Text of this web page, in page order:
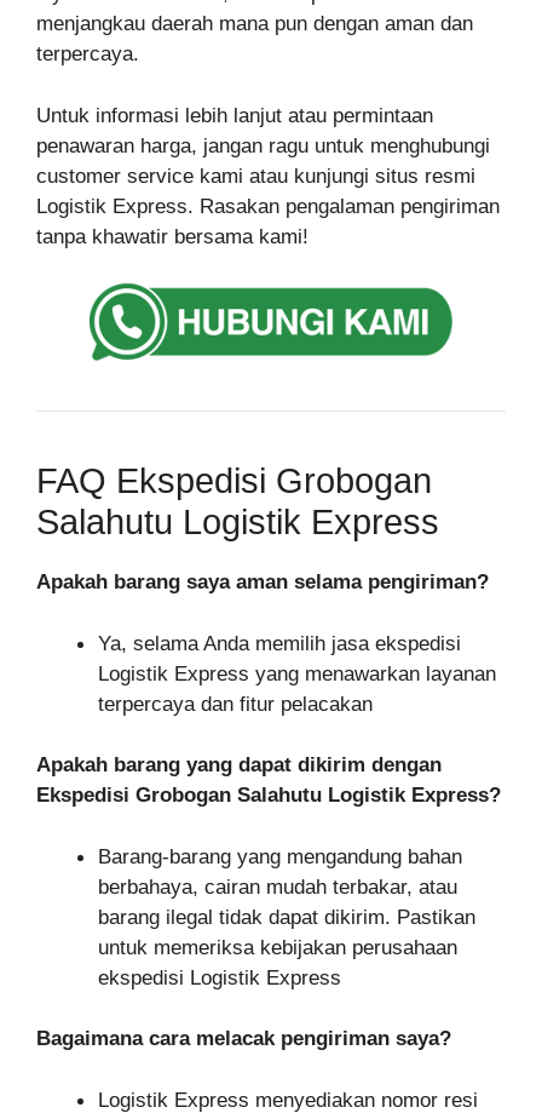
menjangkau daerah mana pun dengan aman dan
terpercaya.
Untuk informasi lebih lanjut atau permintaan
penawaran harga, jangan ragu untuk menghubungi
customer service kami atau kunjungi situs resmi
Logistik Express. Rasakan pengalaman pengiriman
tanpa khawatir bersama kami!
FAQ Ekspedisi Grobogan
Salahutu Logistik Express
Apakah barang saya aman selama pengiriman?
Ya, selama Anda memilih jasa ekspedisi
Logistik Express yang menawarkan layanan
terpercaya dan fitur pelacakan
Apakah barang yang dapat dikirim dengan
Ekspedisi Grobogan Salahutu Logistik Express?
Barang-barang yang mengandung bahan
berbahaya, cairan mudah terbakar, atau
barang ilegal tidak dapat dikirim. Pastikan
untuk memeriksa kebijakan perusahaan
ekspedisi Logistik Express
Bagaimana cara melacak pengiriman saya?
Logistik Express menyediakan nomor resi